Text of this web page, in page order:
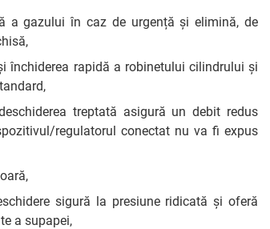
a gazului în caz de urgență și elimină, de
închiderea rapidă a robinetului cilindrului și
treptată asigură un debit redus
regulatorul conectat nu va fi expus
sigură la presiune ridicată și oferă
a supapei,